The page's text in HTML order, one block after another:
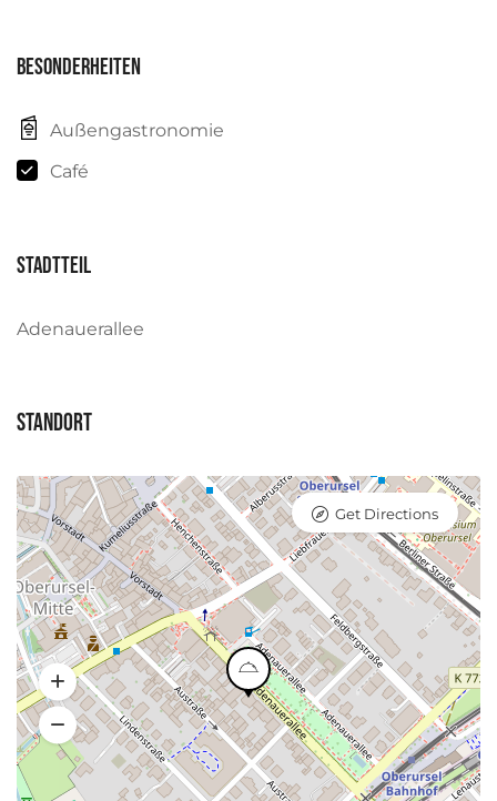
Besonderheiten
Außengastronomie
Café
Stadtteil
Adenauerallee
Standort
Get Directions